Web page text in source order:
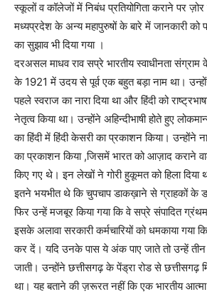
स्कूलों व कॉलेजों में निबंध प्रतियोगिता कराने पर
मध्यप्रदेश के अन्य महापुरुषों के बारे में जानकारी को
का सुझाव भी दिया गया ।
दरअसल माधव राव सप्रे भारतीय स्वाधीनता संग्राम के
के 1921 में उदय से पूर्व एक बहुत बड़ा नाम था।
पहले स्वराज का नारा दिया था और हिंदी को
नेतृत्व किया था। उन्होंने अहिन्दीभाषी होते हुए
का हिंदी में हिंदी केसरी का प्रकाशन किया। उन्होंने
का प्रकाशन किया ,जिसमें भारत को आज़ाद कराने
किए गए थे। इन लेखों ने गोरी हुकूमत को हिला
इतने भयभीत थे कि चुपचाप डाकख़ाने से ग्राहकों के
फिर उन्हें मजबूर किया गया कि वे सप्रे संपादित
इसके अलावा सरकारी कर्मचारियों को धमकाया गया
कर दें। यदि उनके पास ये अंक पाए जाते तो उन्हें
जाती। उन्होंने छत्तीसगढ़ के पेंड्रा रोड से छत्तीसगढ़
था। यह बताने की ज़रूरत नहीं कि एक भारतीय आत्मा